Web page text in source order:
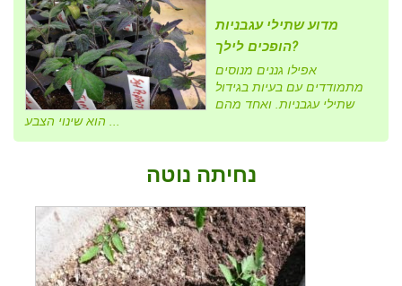
מדוע שתילי עגבניות
הופכים לילך?
אפילו גננים מנוסים
מתמודדים עם בעיות בגידול
שתילי עגבניות. ואחד מהם
הוא שינוי הצבע ...
נחיתה נוטה